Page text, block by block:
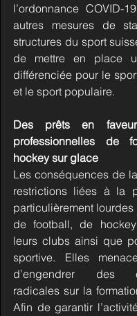
l’ordonnance COVID-
autres mesures de
structures du sport
de mettre en place
différenciée pour le
et le sport populaire.
Des prêts en
professionnelles de
hockey sur glace
Les conséquences de
restrictions liées à la
particulièrement
de football, de
leurs clubs ainsi que
sportive. Elles
d’engendrer des
radicales sur la
Afin de garantir